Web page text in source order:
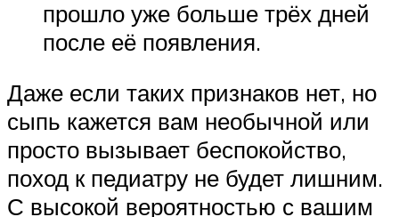
прошло уже больше трёх дней
после её появления.
Даже если таких признаков нет, но
сыпь кажется вам необычной или
просто вызывает беспокойство,
поход к педиатру не будет лишним.
С высокой вероятностью с вашим